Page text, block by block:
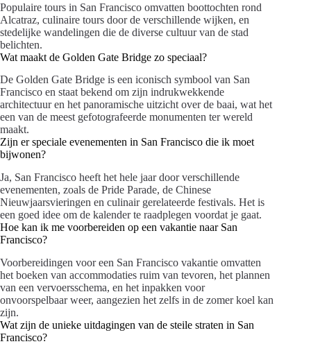
Populaire tours in San Francisco omvatten boottochten rond
Alcatraz, culinaire tours door de verschillende wijken, en
stedelijke wandelingen die de diverse cultuur van de stad
belichten.
Wat maakt de Golden Gate Bridge zo speciaal?
De Golden Gate Bridge is een iconisch symbool van San
Francisco en staat bekend om zijn indrukwekkende
architectuur en het panoramische uitzicht over de baai, wat het
een van de meest gefotografeerde monumenten ter wereld
maakt.
Zijn er speciale evenementen in San Francisco die ik moet
bijwonen?
Ja, San Francisco heeft het hele jaar door verschillende
evenementen, zoals de Pride Parade, de Chinese
Nieuwjaarsvieringen en culinair gerelateerde festivals. Het is
een goed idee om de kalender te raadplegen voordat je gaat.
Hoe kan ik me voorbereiden op een vakantie naar San
Francisco?
Voorbereidingen voor een San Francisco vakantie omvatten
het boeken van accommodaties ruim van tevoren, het plannen
van een vervoersschema, en het inpakken voor
onvoorspelbaar weer, aangezien het zelfs in de zomer koel kan
zijn.
Wat zijn de unieke uitdagingen van de steile straten in San
Francisco?